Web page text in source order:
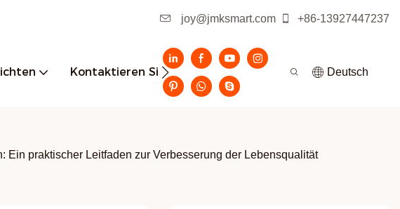
joy@jmksmart.com +86-13927447237
Kontaktieren Sie Uns Deutsch
Ein praktischer Leitfaden zur Verbesserung der Lebensqualität